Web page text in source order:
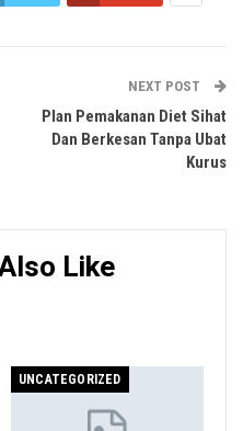
NEXT POST
Plan Pemakanan Diet Sihat
Dan Berkesan Tanpa Ubat
Kurus
Like
UNCATEGORIZED